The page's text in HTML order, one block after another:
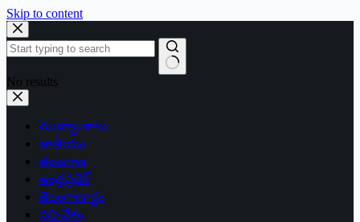
Skip to content
No results
ముఖ్యాంశాలు
జాతీయం
తెలంగాణ
ఆంధ్రప్రదేశ్
తెలంగాణార్థం
సన్నివేశం